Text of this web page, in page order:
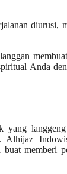
diurusi,
Anda
yang
memberi